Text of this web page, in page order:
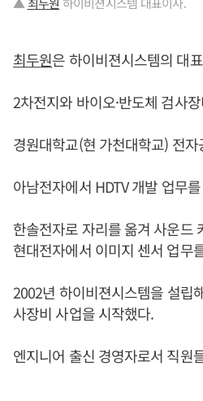
최두원은 하이비젼시스템의 대
2차전지와 바이오·반도체 검사
경원대학교(현 가천대학교) 전
아남전자에서 HDTV 개발 업무
한솔전자로 자리를 옮겨 사운드
현대전자에서 이미지 센서 업무
2002년 하이비젼시스템을 설립
사장비 사업을 시작했다.
엔지니어 출신 경영자로서 직원